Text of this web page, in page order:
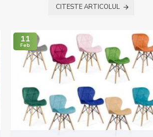
CITESTE ARTICOLUL
11
Feb